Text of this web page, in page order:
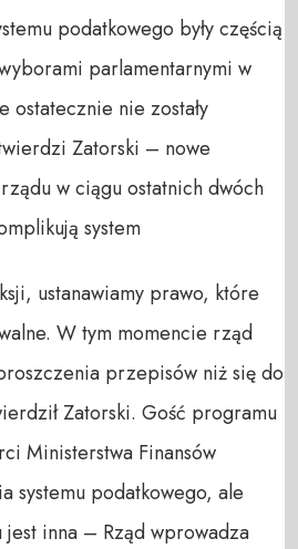
podatkowego były częścią
parlamentarnymi w
ostatecznie nie zostały
Zatorski – nowe
w ciągu ostatnich dwóch
system
ustanawiamy prawo, które
W tym momencie rząd
przepisów niż się do
Zatorski. Gość programu
Ministerstwa Finansów
systemu podatkowego, ale
inna – Rząd wprowadza